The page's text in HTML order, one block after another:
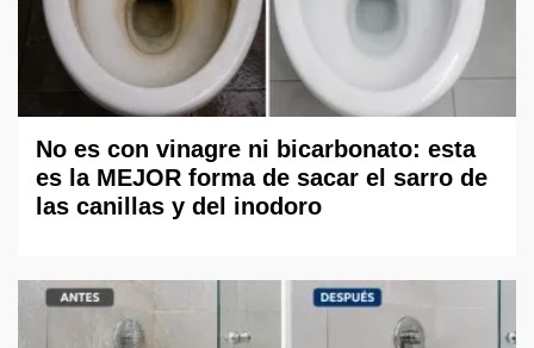
No es con vinagre ni bicarbonato: esta
es la MEJOR forma de sacar el sarro de
las canillas y del inodoro